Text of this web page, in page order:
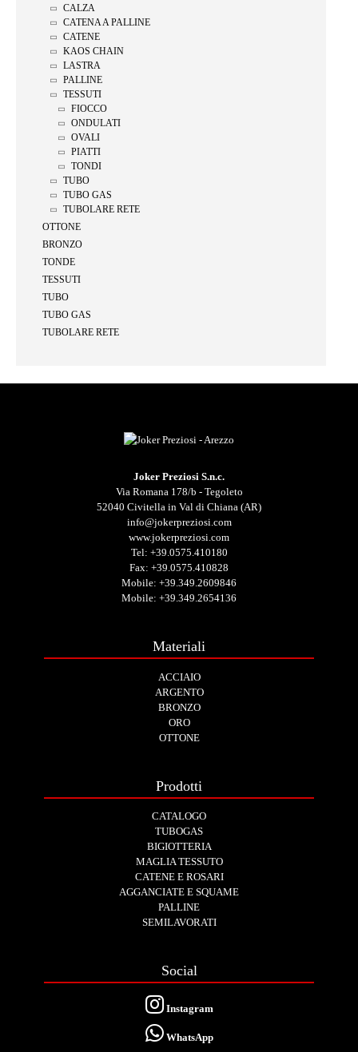
CALZA
CATENA A PALLINE
CATENE
KAOS CHAIN
LASTRA
PALLINE
TESSUTI
FIOCCO
ONDULATI
OVALI
PIATTI
TONDI
TUBO
TUBO GAS
TUBOLARE RETE
OTTONE
BRONZO
TONDE
TESSUTI
TUBO
TUBO GAS
TUBOLARE RETE
Joker Preziosi S.n.c.
Via Romana 178/b - Tegoleto
52040 Civitella in Val di Chiana (AR)
info@jokerpreziosi.com
www.jokerpreziosi.com
Tel: +39.0575.410180
Fax: +39.0575.410828
Mobile: +39.349.2609846
Mobile: +39.349.2654136
Materiali
ACCIAIO
ARGENTO
BRONZO
ORO
OTTONE
Prodotti
CATALOGO
TUBOGAS
BIGIOTTERIA
MAGLIA TESSUTO
CATENE E ROSARI
AGGANCIATE E SQUAME
PALLINE
SEMILAVORATI
Social
Instagram
WhatsApp